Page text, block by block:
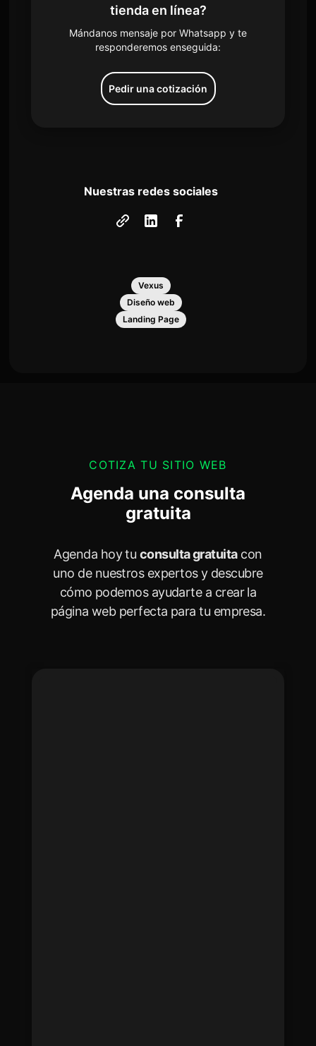
tienda en línea?
Mándanos mensaje por Whatsapp y te
responderemos enseguida:
Pedir una cotización
Nuestras redes sociales
Vexus
Diseño web
Landing Page
COTIZA TU SITIO WEB
Agenda una consulta
gratuita
Agenda hoy tu consulta gratuitacon
uno de nuestros expertos y descubre
cómo podemos ayudarte a crear la
página web perfecta para tu empresa.